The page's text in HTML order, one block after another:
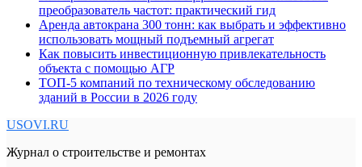
преобразователь частот: практический гид
Аренда автокрана 300 тонн: как выбрать и эффективно
использовать мощный подъемный агрегат
Как повысить инвестиционную привлекательность
объекта с помощью АГР
ТОП-5 компаний по техническому обследованию
зданий в России в 2026 году
USOVI.RU
Журнал о строительстве и ремонтах